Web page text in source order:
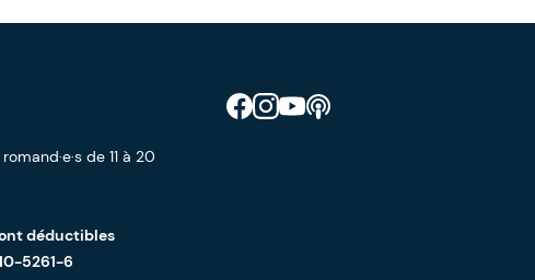
Retrouve CIAO sur Facebook
Retrouve CIAO sur Instagram
Retrouve CIAO sur YouTube
Découvre notre podcast
de 11 à 20
déductibles
5261-6